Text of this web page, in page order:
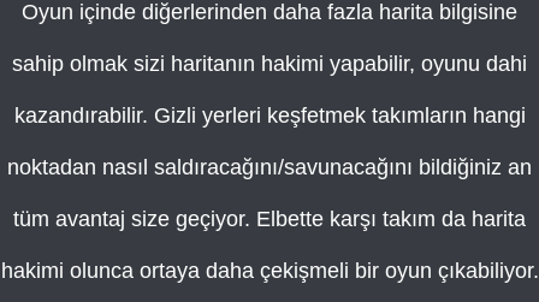
Oyun içinde diğerlerinden daha fazla harita bilgisine
sahip olmak sizi haritanın hakimi yapabilir, oyunu dahi
kazandırabilir. Gizli yerleri keşfetmek takımların hangi
noktadan nasıl saldıracağını/savunacağını bildiğiniz an
tüm avantaj size geçiyor. Elbette karşı takım da harita
hakimi olunca ortaya daha çekişmeli bir oyun çıkabiliyor.